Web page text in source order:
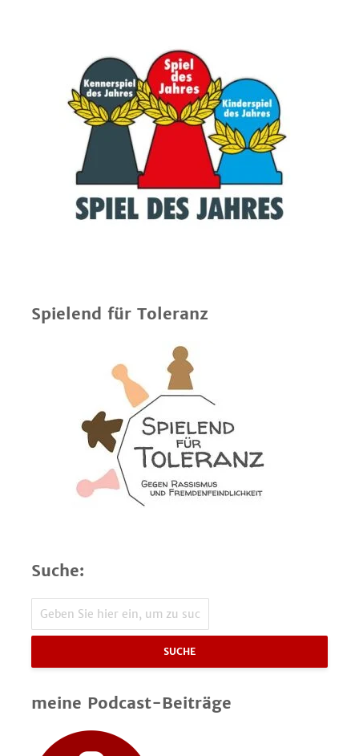
Spielend für Toleranz
Suche:
SUCHE
meine Podcast-Beiträge